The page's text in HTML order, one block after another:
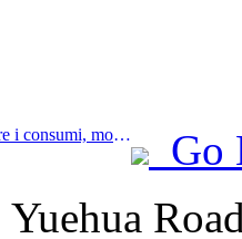
Prev:Soldi veri per incentivare i consumi, molti locali hanno emesso buoni spesa per i consumi culturali e turistici del 1° maggio
Go